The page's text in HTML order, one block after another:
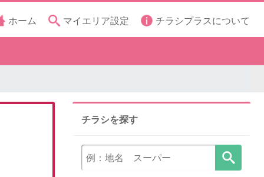
ホーム マイエリア設定 チラシプラスについて
チラシを探す